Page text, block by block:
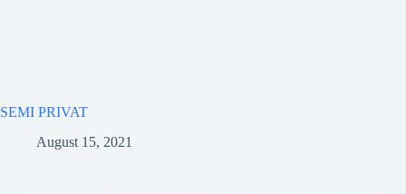
SEMI PRIVAT
August 15, 2021